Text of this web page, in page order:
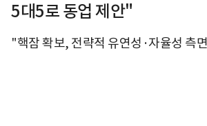
5대5로 동업 제안"
"핵잠 확보, 전략적 유연성·자율성 측